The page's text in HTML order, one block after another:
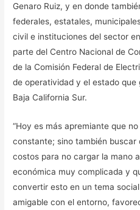
Genaro Ruiz, y en donde
federales, estatales,
civil e instituciones del sector
parte del Centro Nacional de
de la Comisión Federal de
de operatividad y el estado
Baja California Sur.
“Hoy es más apremiante que
constante; sino también buscar
costos para no cargar la mano
económica muy complicada y
convertir esto en un tema
amigable con el entorno,